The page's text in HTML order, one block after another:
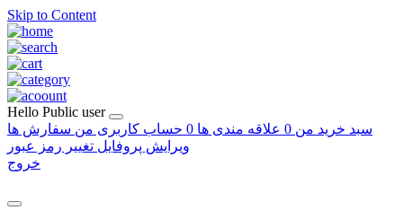
Skip to Content
Hello Public user
سبد خرید من 0 علاقه مندی ها 0 حساب کاربری من سفارش ها
ویرایش پروفایل تغییر رمز عبور
خروج